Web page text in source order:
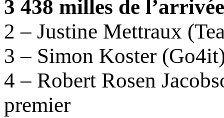
3 438 milles de l’arrivée
2 – Justine Mettraux
3 – Simon Koster
4 – Robert Rosen
premier